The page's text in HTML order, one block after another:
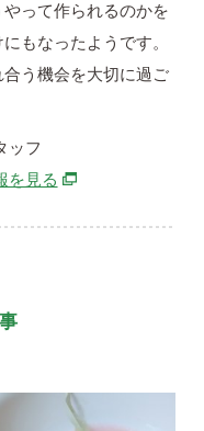
って作られるのかを
もなったようです。
う機会を大切に過ご
ッフ
を見る 別ウィンドウで開